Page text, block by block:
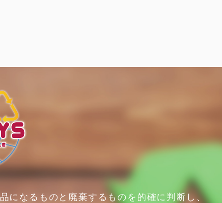
になるものと廃棄するものを的確に判断し、